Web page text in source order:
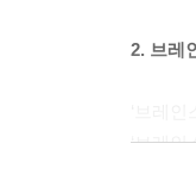
2. 브레
‘브레인